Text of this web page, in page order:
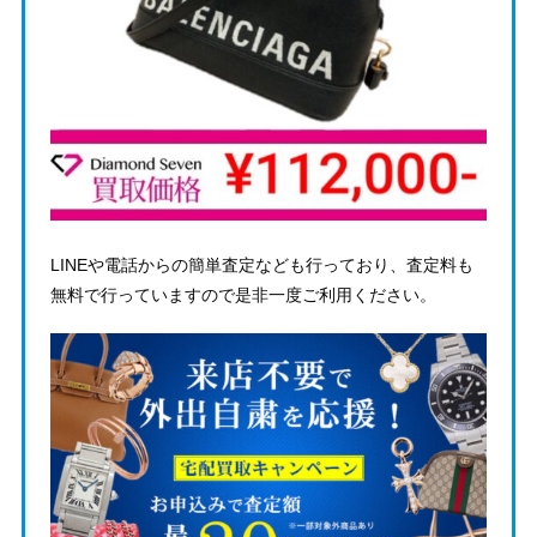
LINEや電話からの簡単査定なども行っており、査定料も
無料で行っていますので是非一度ご利用ください。